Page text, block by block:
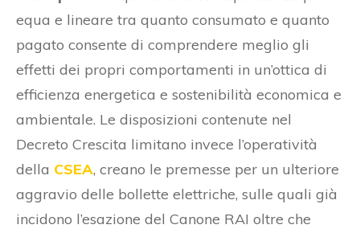
equa e lineare tra quanto consumato e quanto
pagato consente di comprendere meglio gli
effetti dei propri comportamenti in un’ottica di
efficienza energetica e sostenibilità economica e
ambientale. Le disposizioni contenute nel
Decreto Crescita limitano invece l’operatività
della CSEA, creano le premesse per un ulteriore
aggravio delle bollette elettriche, sulle quali già
incidono l’esazione del Canone RAI oltre che